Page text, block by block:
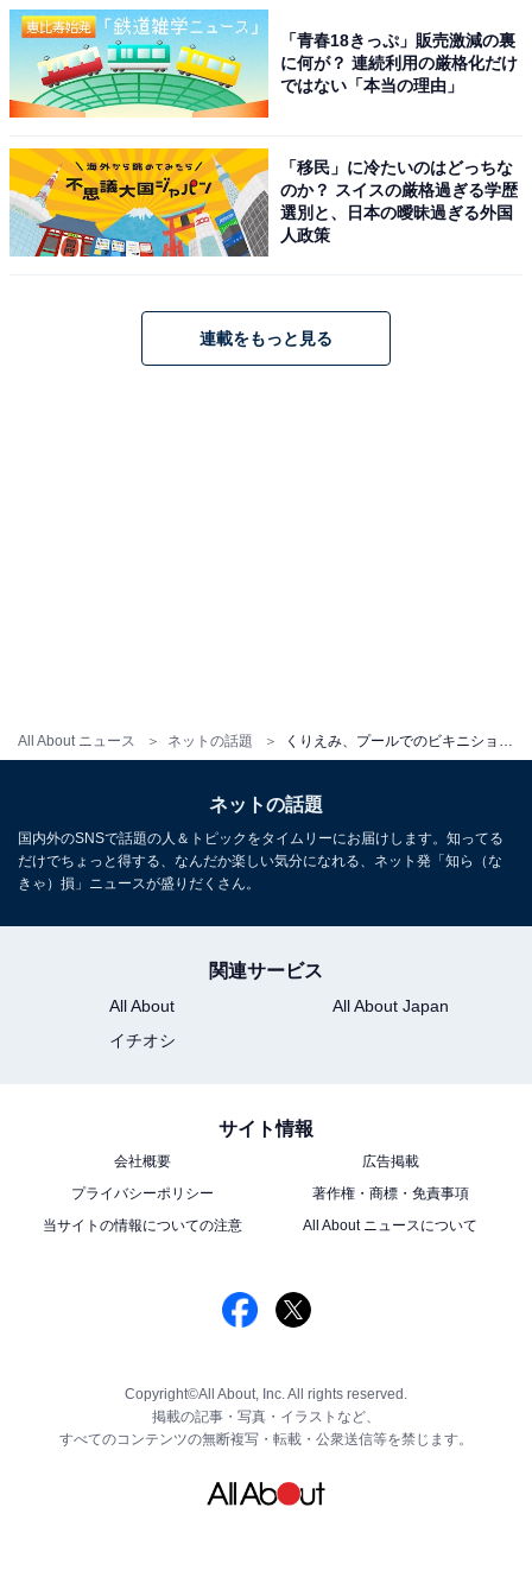
All About ニュース ネットの話題
「青春18きっぷ」販売激減の裏
に何が？ 連続利用の厳格化だけ
ではない「本当の理由」
「移民」に冷たいのはどっちな
のか？ スイスの厳格過ぎる学歴
選別と、日本の曖昧過ぎる外国
人政策
連載をもっと見る
ネットの話題
国内外のSNSで話題の人＆トピックをタイムリーにお届けします。知ってる
だけでちょっと得する、なんだか楽しい気分になれる、ネット発「知ら（な
きゃ）損」ニュースが盛りだくさん。
関連サービス
All About
All About Japan
イチオシ
サイト情報
会社概要
広告掲載
プライバシーポリシー
著作権・商標・免責事項
当サイトの情報についての注意
All About ニュースについて
Copyright©All About, Inc. All rights reserved.
掲載の記事・写真・イラストなど、
すべてのコンテンツの無断複写・転載・公衆送信等を禁じます。